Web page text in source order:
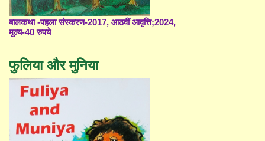
बालकथा -पहला संस्करण-2017, आठवीं आवृत्ति;2024,
मूल्य-40 रुपये
फुलिया और मुनिया